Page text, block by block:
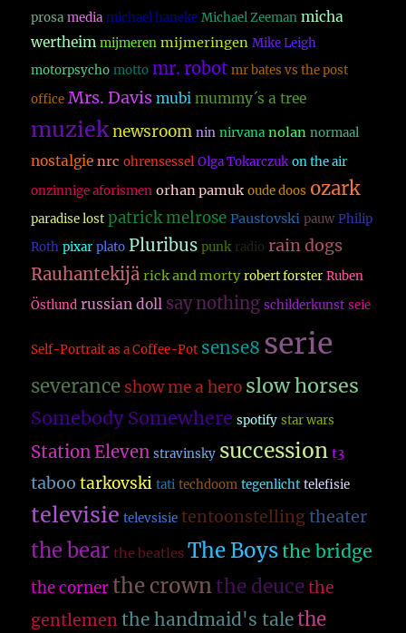
prosa media michael haneke Michael Zeeman micha
wertheim mijmeren mijmeringen Mike Leigh
motorpsycho motto mr. robot mr bates vs the post
office Mrs. Davis mubi mummy´s a tree
muzieknewsroom nin nirvana nolan normaal
nostalgie nrc ohrensessel Olga Tokarczuk on the air
onzinnige aforismen orhan pamuk oude doos ozark
paradise lost patrick melrose Paustovski pauw Philip
Roth pixar plato Pluribus punk radio rain dogs
Rauhantekijä rick and morty robert forster Ruben
Östlund russian doll say nothing schilderkunst seie
Self-Portrait as a Coffee-Pot sense8 serie
severance show me a hero slow horses
Somebody Somewhere spotify star wars
Station Eleven stravinsky succession t3
taboo tarkovski tati techdoom tegenlicht telefisie
televisie televsisie tentoonstelling theater
the bear the beatles The Boysthe bridge
the corner the crownthe deuce the
gentlemen the handmaid's talethe